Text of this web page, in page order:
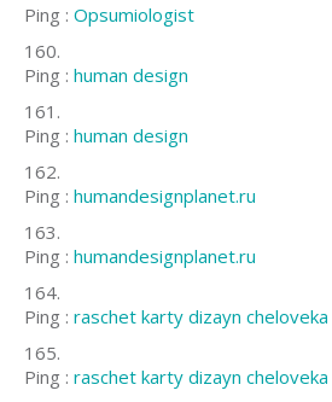
Ping : Opsumiologist
Ping : human design
Ping : human design
Ping : humandesignplanet.ru
Ping : humandesignplanet.ru
Ping : raschet karty dizayn cheloveka
Ping : raschet karty dizayn cheloveka